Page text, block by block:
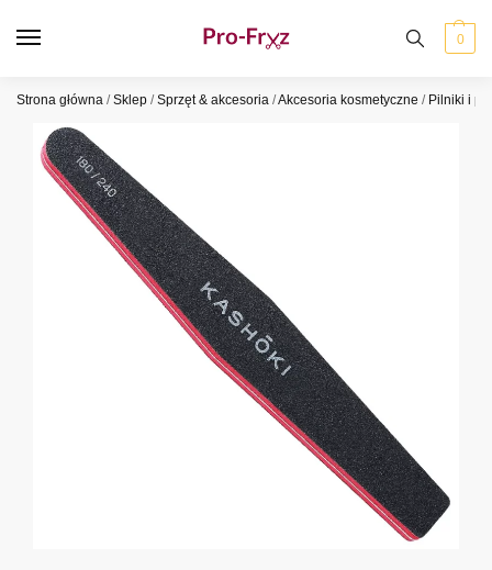
0
Strona główna /Sklep /Sprzęt & akcesoria /Akcesoria kosmetyczne / Pilniki i